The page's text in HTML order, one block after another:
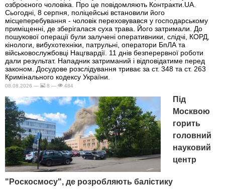
озброєного чоловіка. Про це повідомляють Контракти.UA.
Сьогодні, 8 серпня, поліцейські встановили його
місцеперебування - чоловік переховувався у господарському
приміщенні, де зберігалася суха трава. Його затримали. До
пошукової операції були залучені оперативники, слідчі, КОРД,
кінологи, вибухотехніки, патрульні, оператори БпЛА та
військовослужбовці Нацгвардії. 11 днів безперервної роботи
дали результат. Нападник затриманий і відповідатиме перед
законом. Досудове розслідування триває за ст. 348 та ст. 263
Кримінального кодексу України.
08.08.2026 — 8 — 484
Під
Москвою
горить
головний
науковий
центр
"Роскосмосу", де розробляють балістику